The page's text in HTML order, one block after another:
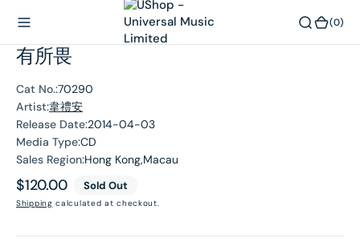
(0)
有所畏
Cat No.:70290
Artist:韋禮安
Release Date:2014-04-03
Media Type:CD
Sales Region:Hong Kong,Macau
Regular
price
$120.00 Sold Out
Shipping calculated at checkout.